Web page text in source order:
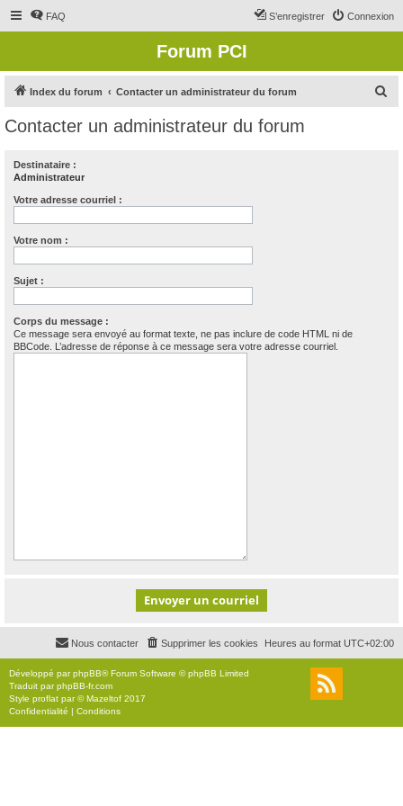
FAQ Connexion
S’enregistrer
Forum PCI
Index du forum Contacter un administrateur du forum
Contacter un administrateur du forum
Destinataire :
Administrateur
Votre adresse courriel :
Votre nom :
Sujet :
Corps du message :
Ce message sera envoyé au format texte, ne pas inclure de code HTML ni de
BBCode. L’adresse de réponse à ce message sera votre adresse courriel.
Heures au format UTC+02:00
Supprimer les cookies
Nous contacter
Développé parphpBB® Forum Software © phpBB Limited
Traduit parphpBB-fr.com
Style proflat par ©Mazeltof 2017
Confidentialité | Conditions